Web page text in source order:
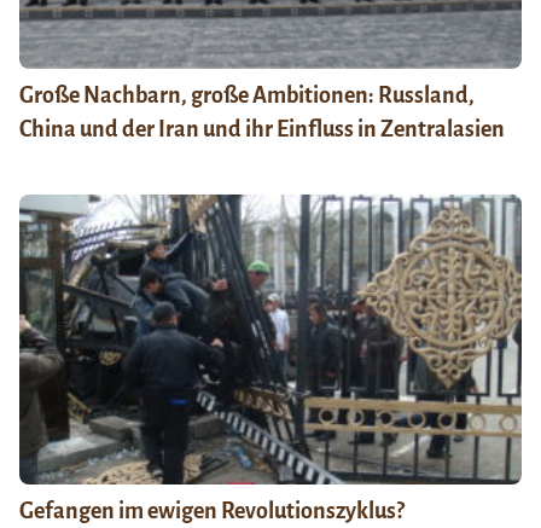
Große Nachbarn, große Ambitionen: Russland,
China und der Iran und ihr Einfluss in Zentralasien
Gefangen im ewigen Revolutionszyklus?